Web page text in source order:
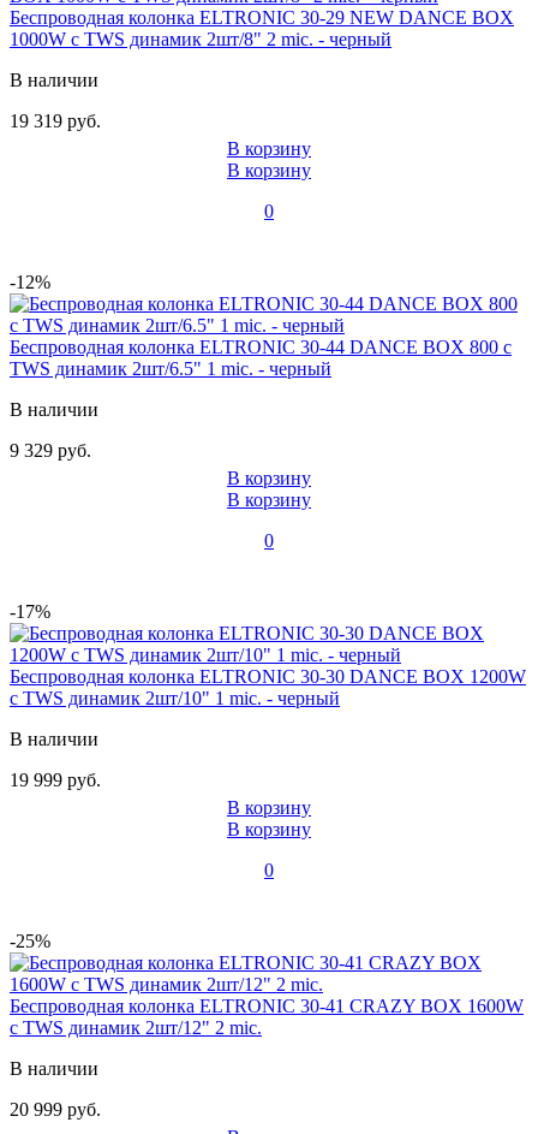
Беспроводная колонка ELTRONIC 30-29 NEW DANCE BOX
1000W с TWS динамик 2шт/8" 2 mic. - черный
В наличии
19 319 руб.
В корзину
В корзину
0
-12%
Беспроводная колонка ELTRONIC 30-44 DANCE BOX 800 с
TWS динамик 2шт/6.5" 1 mic. - черный
В наличии
9 329 руб.
В корзину
В корзину
0
-17%
Беспроводная колонка ELTRONIC 30-30 DANCE BOX 1200W
с TWS динамик 2шт/10" 1 mic. - черный
В наличии
19 999 руб.
В корзину
В корзину
0
-25%
Беспроводная колонка ELTRONIC 30-41 CRAZY BOX 1600W
с TWS динамик 2шт/12" 2 mic.
В наличии
20 999 руб.